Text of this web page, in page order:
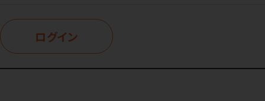
ログイン